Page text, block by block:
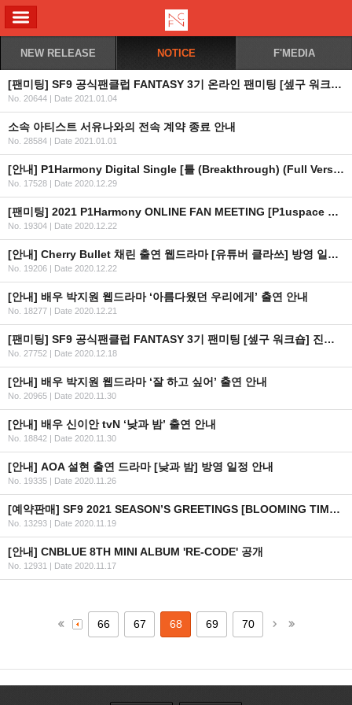
NEW RELEASE NOTICE F'MEDIA
[팬미팅] SF9 공식팬클럽 FANTASY 3기 온라인 팬미팅 [셒구 워크숍] 안내
No. 20644 | Date 2021.01.04
소속 아티스트 서유나와의 전속 계약 종료 안내
No. 28584 | Date 2021.01.01
[안내] P1Harmony Digital Single [틀 (Breakthrough) (Full Version)] 공개
No. 17528 | Date 2020.12.29
[팬미팅] 2021 P1Harmony ONLINE FAN MEETING [P1uspace H : Get Together] 안내
No. 19304 | Date 2020.12.22
[안내] Cherry Bullet 채린 출연 웹드라마 [유튜버 클라쓰] 방영 일정 안내
No. 19206 | Date 2020.12.22
[안내] 배우 박지원 웹드라마 ‘아름다웠던 우리에게’ 출연 안내
No. 18277 | Date 2020.12.21
[팬미팅] SF9 공식팬클럽 FANTASY 3기 팬미팅 [셒구 워크숍] 진행 사항 관련 4차 안내
No. 27752 | Date 2020.12.18
[안내] 배우 박지원 웹드라마 ‘잘 하고 싶어’ 출연 안내
No. 20965 | Date 2020.11.30
[안내] 배우 신이안 tvN ‘낮과 밤’ 출연 안내
No. 18842 | Date 2020.11.30
[안내] AOA 설현 출연 드라마 [낮과 밤] 방영 일정 안내
No. 19335 | Date 2020.11.26
[예약판매] SF9 2021 SEASON’S GREETINGS [BLOOMING TIME] 예약판매 안내
No. 13293 | Date 2020.11.19
[안내] CNBLUE 8TH MINI ALBUM 'RE-CODE' 공개
No. 12931 | Date 2020.11.17
66 67 68 69 70